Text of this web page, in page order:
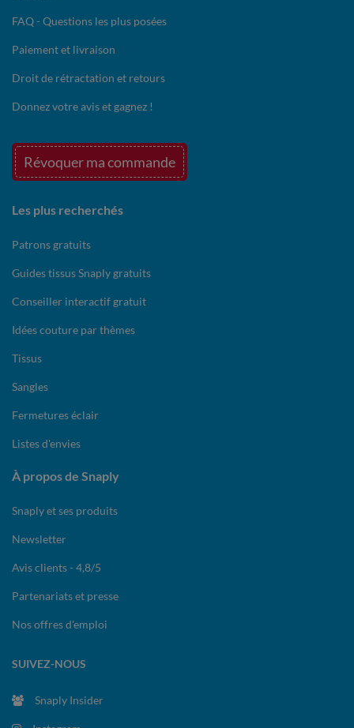
FAQ - Questions les plus posées
Paiement et livraison
Droit de rétractation et retours
Donnez votre avis et gagnez !
Révoquer ma commande
Les plus recherchés
Patrons gratuits
Guides tissus Snaply gratuits
Conseiller interactif gratuit
Idées couture par thèmes
Tissus
Sangles
Fermetures éclair
Listes d'envies
À propos de Snaply
Snaply et ses produits
Newsletter
Avis clients - 4,8/5
Partenariats et presse
Nos offres d'emploi
SUIVEZ-NOUS
Snaply Insider